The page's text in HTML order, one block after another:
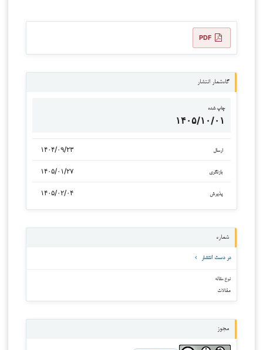
PDF
گاه‌شمار انتشار
چاپ شده
۱۴۰۵/۱۰/۰۱
ارسال ۱۴۰۴/۰۹/۲۳
بازنگری ۱۴۰۵/۰۱/۲۷
پذیرش ۱۴۰۵/۰۲/۰۴
شماره
در دست انتشار
نوع مقاله
مقالات
مجوز